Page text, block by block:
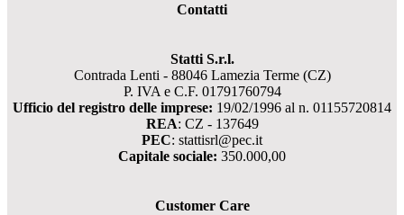
Contatti
Statti S.r.l.
Contrada Lenti - 88046 Lamezia Terme (CZ)
P. IVA e C.F. 01791760794
Ufficio del registro delle imprese: 19/02/1996 al n. 01155720814
REA: CZ - 137649
PEC: stattisrl@pec.it
Capitale sociale: 350.000,00
Customer Care